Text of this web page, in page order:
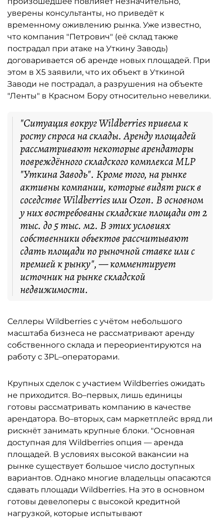
уверены консультанты, но приведёт к
временному оживлению рынка. Уже известно,
что компания "Петрович" (её склад также
пострадал при атаке на Уткину Заводь)
договаривается об аренде новых площадей. При
этом в X5 заявили, что их объект в Уткиной
Заводи не пострадал, а разрушения на объекте
"Ленты" в Красном Бору относительно невелики.
"Ситуация вокруг Wildberries привела к
росту спроса на склады. Аренду площадей
рассматривают некоторые арендаторы
повреждённого складского комплекса MLP
"Уткина Заводь". Кроме того, на рынке
активны компании, которые видят риск в
соседстве Wildberries или Ozon. В основном
у них востребованы складские площади от 2
тыс. до 5 тыс. м2. В этих условиях
собственники объектов рассчитывают
сдать площади по рыночной ставке или с
премией к рынку", — комментирует
источник на рынке складской
недвижимости.
Селлеры Wildberries с учётом небольшого
масштаба бизнеса не рассматривают аренду
собственного склада и переориентируются на
работу с 3PL–операторами.
Крупных сделок с участием Wildberries ожидать
не приходится. Во–первых, лишь единицы
готовы рассматривать компанию в качестве
арендатора. Во–вторых, сам маркетплейс вряд ли
рискнёт занимать крупные блоки. "Основная
доступная для Wildberries опция — аренда
площадей. В условиях высокой вакансии на
рынке существует большое число доступных
вариантов. Однако многие владельцы опасаются
сдавать площади Wildberries. На это в основном
готовы девелоперы с высокой кредитной
нагрузкой, которые испытывают